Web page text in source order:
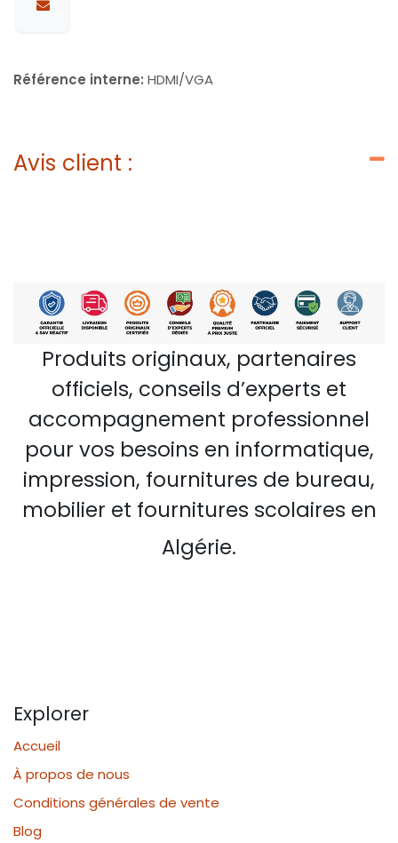
Référence interne: HDMI/VGA
Avis client :
Produits originaux, partenaires
officiels, conseils d’experts et
accompagnement professionnel
pour vos besoins en informatique,
impression, fournitures de bureau,
mobilier et fournitures scolaires en
Algérie.
Explorer
Accueil
À propos de nous
Conditions générales de vente
Blog